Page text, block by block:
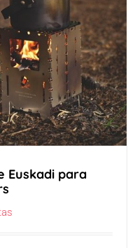
Euskadi para